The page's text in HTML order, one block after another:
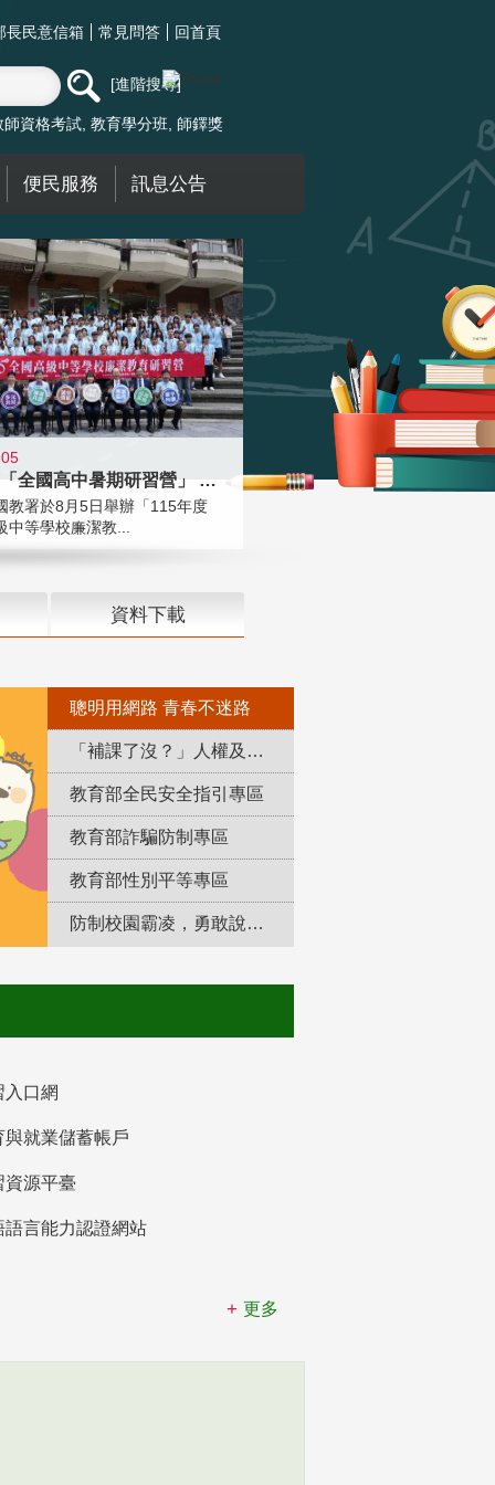
長民意信箱 常見問答 回首頁
進階搜尋
師資格考試 教育學分班 師鐸獎
便民服務 訊息公告
國教署「全國高中暑期研習營」 以多
教署於8月5日舉辦「115年度
中等學校廉潔教...
資料下載
聰明用網路 青春不迷路
「補課了沒？」人權及轉型正義教育專區
教育部全民安全指引專區
教育部詐騙防制專區
教育部性別平等專區
防制校園霸凌，勇敢說出來！
入口網
與就業儲蓄帳戶
資源平臺
語言能力認證網站
更多